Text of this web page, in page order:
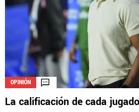
OPINIÓN
La calificación de cada